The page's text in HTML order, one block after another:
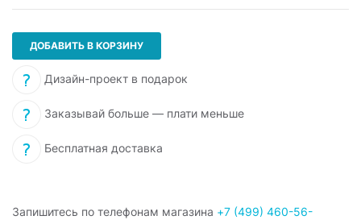
ДОБАВИТЬ В КОРЗИНУ
Дизайн-проект в подарок
Заказывай больше — плати меньше
Бесплатная доставка
Запишитесь по телефонам магазина +7 (499) 460-56-